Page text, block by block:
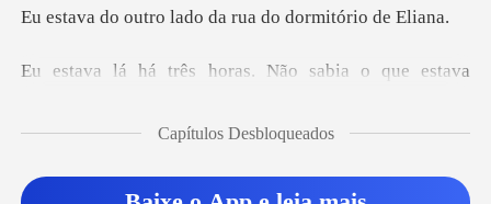
Baixar App
lado da rua do do
que estava
va uivando. E
Capítulos Desbloqueados